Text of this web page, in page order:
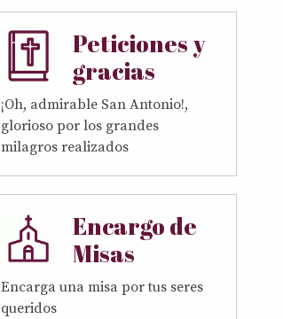
Peticiones y
gracias
¡Oh, admirable San Antonio!,
glorioso por los grandes
milagros realizados
Encargo de
Misas
Encarga una misa por tus seres
queridos